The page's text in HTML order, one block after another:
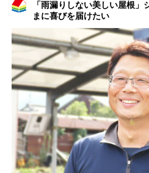
「雨漏りしない美しい屋根
まに喜びを届けたい